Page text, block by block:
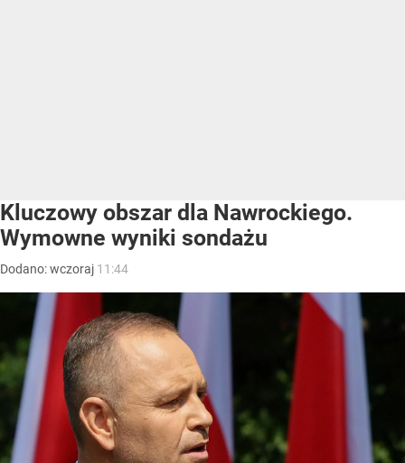
Kluczowy obszar dla Nawrockiego.
Wymowne wyniki sondażu
Dodano:wczoraj 11:44